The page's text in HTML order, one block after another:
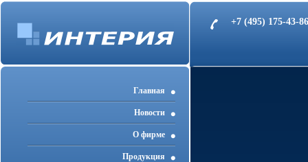
+7 (495) 175-43-
Главная
Новости
О фирме
Продукция